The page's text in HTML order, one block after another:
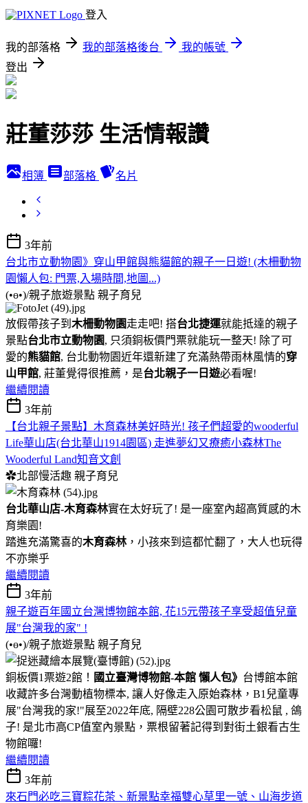
登入
我的部落格 我的部落格後台
我的帳號
登出
莊董莎莎 生活情報讚
相簿 部落格 名片
3年前
台北市立動物園》穿山甲館與熊貓館的親子一日遊! (木柵動物
園懶人包: 門票,入場時間,地圖...)
(•ө•)/親子旅遊景點 親子育兒
放假帶孩子到 木柵動物園走走吧! 搭台北捷運就能抵達的親子
景點台北市立動物園, 只須銅板價門票就能玩一整天! 除了可
愛的熊貓館, 台北動物園近年還新建了充滿熱帶雨林風情的穿
山甲館, 莊董覺得很推薦，是台北親子一日遊必看喔!
繼續閱讀
3年前
【台北親子景點】木育森林美好時光! 孩子們超愛的wooderful
Life華山店(台北華山1914園區) 走進夢幻又療癒小森林The
Wooderful Land知音文創
✿北部慢活趣 親子育兒
台北華山店-木育森林實在太好玩了! 是一座室內超高質感的木
育樂園!
踏進充滿驚喜的木育森林，小孩來到這都忙翻了，大人也玩得
不亦樂乎
繼續閱讀
3年前
親子遊百年國立台灣博物館本館, 花15元帶孩子享受超值兒童
展"台灣我的家" !
(•ө•)/親子旅遊景點 親子育兒
銅板價1票遊2館！ 國立臺灣博物館-本館 懶人包》 台博館本館
收藏許多台灣動植物標本, 讓人好像走入原始森林，B1兒童專
展"台灣我的家!"展至2022年底, 隔壁228公園可散步看松鼠 , 鴿
子! 是北市高CP值室內景點，票根留著記得到對街土銀看古生
物館囉!
繼續閱讀
3年前
來石門必吃三寶粽花茶、新景點幸福雙心草里一號、山海步道